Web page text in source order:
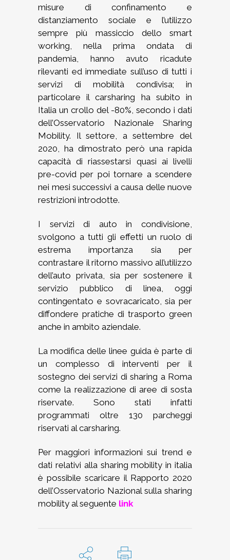
misure di confinamento e
distanziamento sociale e l’utilizzo
sempre più massiccio dello smart
working, nella prima ondata di
pandemia, hanno avuto ricadute
rilevanti ed immediate sull’uso di tutti i
servizi di mobilità condivisa; in
particolare il carsharing ha subito in
Italia un crollo del -80%, secondo i dati
dell’Osservatorio Nazionale Sharing
Mobility. Il settore, a settembre del
2020, ha dimostrato però una rapida
capacità di riassestarsi quasi ai livelli
pre-covid per poi tornare a scendere
nei mesi successivi a causa delle nuove
restrizioni introdotte.
I servizi di auto in condivisione,
svolgono a tutti gli effetti un ruolo di
estrema importanza sia per
contrastare il ritorno massivo all’utilizzo
dell’auto privata, sia per sostenere il
servizio pubblico di linea, oggi
contingentato e sovracaricato, sia per
diffondere pratiche di trasporto green
anche in ambito aziendale.
La modifica delle linee guida è parte di
un complesso di interventi per il
sostegno dei servizi di sharing a Roma
come la realizzazione di aree di sosta
riservate. Sono stati infatti
programmati oltre 130 parcheggi
riservati al carsharing.
Per maggiori informazioni sui trend e
dati relativi alla sharing mobility in italia
è possibile scaricare il Rapporto 2020
dell’Osservatorio Nazional sulla sharing
mobility al seguente link